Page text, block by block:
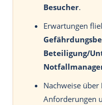
Besucher.
Erwartungen
Beteiligung/
Nachweise über
Anforderungen